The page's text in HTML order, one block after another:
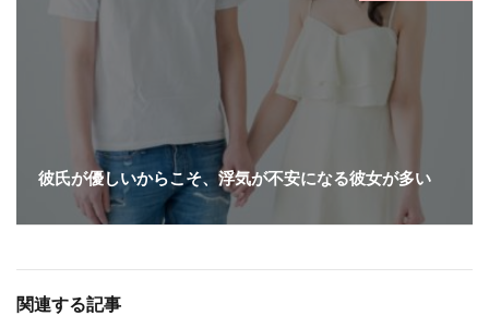
彼氏が優しいからこそ、浮気が不安になる彼女が多い
関連する記事